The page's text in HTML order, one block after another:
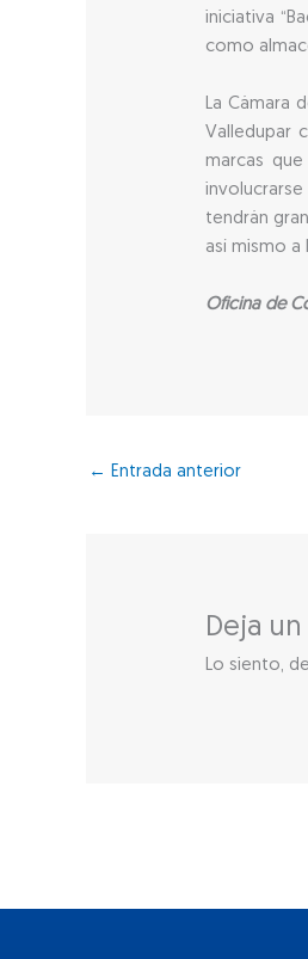
iniciativa
como
La Cámara
Valledupar
marcas
tendrán
así mismo
Oficina de
← Entrada anterior
Deja
Lo siento,